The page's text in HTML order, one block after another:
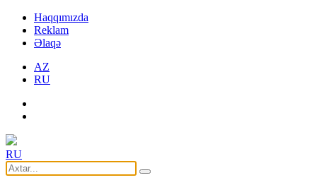
Haqqımızda
Reklam
Əlaqə
AZ
RU
RU